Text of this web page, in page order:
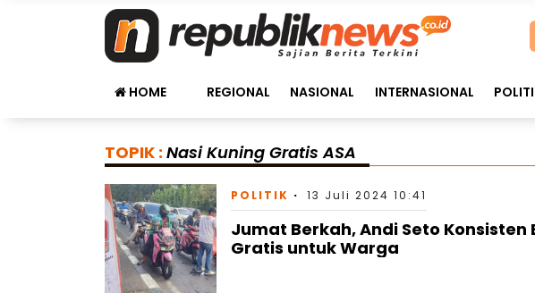
HOME REGIONAL NASIONAL INTERNASIONAL
TOPIK : Nasi Kuning Gratis ASA
POLITIK 13 Juli 2024 10:41
Jumat Berkah, Andi Seto Konsisten
Gratis untuk Warga